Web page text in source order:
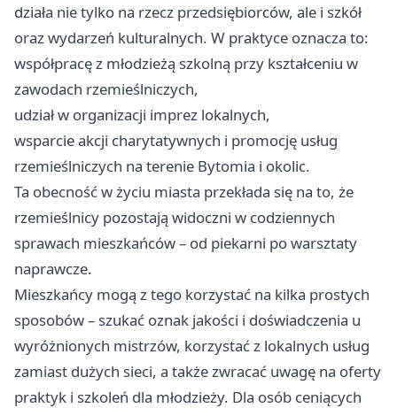
działa nie tylko na rzecz przedsiębiorców, ale i szkół
oraz wydarzeń kulturalnych. W praktyce oznacza to:
współpracę z młodzieżą szkolną przy kształceniu w
zawodach rzemieślniczych,
udział w organizacji imprez lokalnych,
wsparcie akcji charytatywnych i promocję usług
rzemieślniczych na terenie Bytomia i okolic.
Ta obecność w życiu miasta przekłada się na to, że
rzemieślnicy pozostają widoczni w codziennych
sprawach mieszkańców – od piekarni po warsztaty
naprawcze.
Mieszkańcy mogą z tego korzystać na kilka prostych
sposobów – szukać oznak jakości i doświadczenia u
wyróżnionych mistrzów, korzystać z lokalnych usług
zamiast dużych sieci, a także zwracać uwagę na oferty
praktyk i szkoleń dla młodzieży. Dla osób ceniących